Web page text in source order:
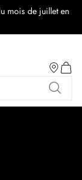
mois de juillet en
Mon